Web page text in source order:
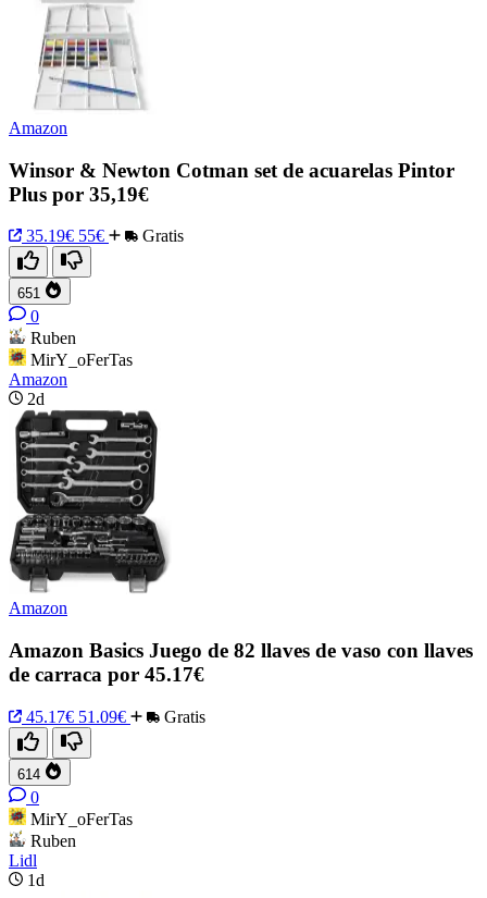
Amazon
Winsor & Newton Cotman set de acuarelas Pintor
Plus por 35,19€
35.19€ 55€ Gratis
651
0
Ruben
MirY_oFerTas
Amazon
2d
Amazon
Amazon Basics Juego de 82 llaves de vaso con llaves
de carraca por 45.17€
45.17€ 51.09€ Gratis
614
0
MirY_oFerTas
Ruben
Lidl
1d